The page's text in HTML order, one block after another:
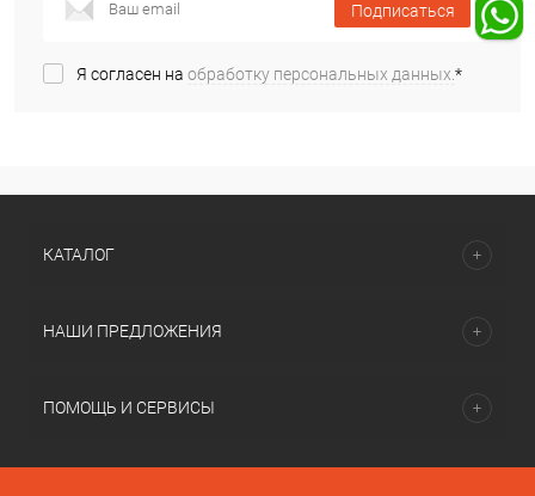
Подписаться
Я согласен на обработку персональных данных.*
КАТАЛОГ
НАШИ ПРЕДЛОЖЕНИЯ
ПОМОЩЬ И СЕРВИСЫ